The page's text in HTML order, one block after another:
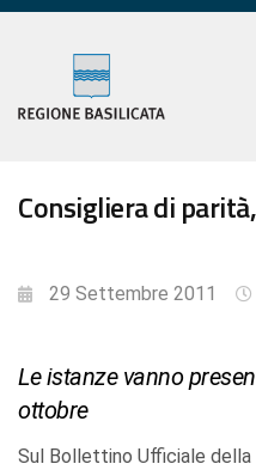
Consigliera di
29 Settembre 2011
Le istanze vanno
ottobre
Sul Bollettino Ufficiale della